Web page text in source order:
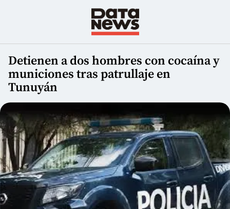
Detienen a dos hombres con cocaína y
municiones tras patrullaje en
Tunuyán